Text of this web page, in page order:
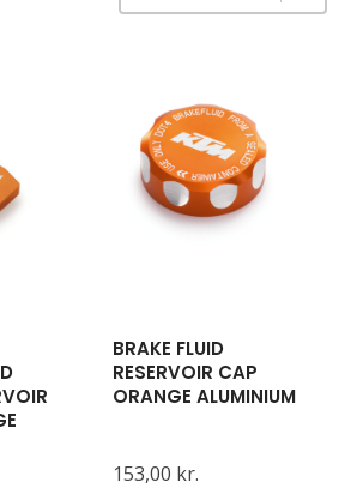
BRAKE FLUID
RESERVOIR CAP
ORANGE ALUMINIUM
153,00 kr.